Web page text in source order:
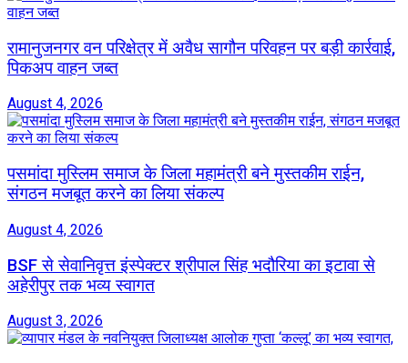
रामानुजनगर वन परिक्षेत्र में अवैध सागौन परिवहन पर बड़ी कार्रवाई,
पिकअप वाहन जब्त
August 4, 2026
पसमांदा मुस्लिम समाज के जिला महामंत्री बने मुस्तकीम राईन,
संगठन मजबूत करने का लिया संकल्प
August 4, 2026
BSF से सेवानिवृत्त इंस्पेक्टर श्रीपाल सिंह भदौरिया का इटावा से
अहेरीपुर तक भव्य स्वागत
August 3, 2026